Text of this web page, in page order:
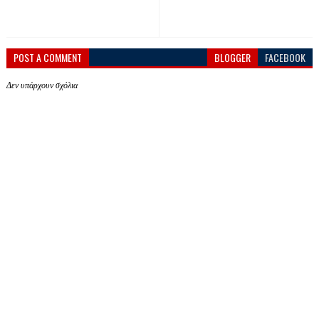
POST A COMMENT BLOGGER FACEBOOK
Δεν υπάρχουν σχόλια